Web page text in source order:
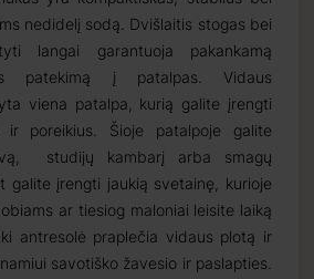
nedidelį sodą. Dvišlaitis stogas bei
langai garantuoja pakankamą
patekimą į patalpas. Vidaus
viena patalpa, kurią galite įrengti
poreikius. Šioje patalpoje galite
studijų kambarį arba smagų
galite įrengti jaukią svetainę, kurioje
ar tiesiog maloniai leisite laiką
antresolė praplečia vidaus plotą ir
savotiško žavesio ir paslapties.